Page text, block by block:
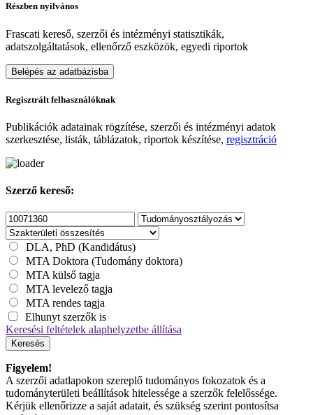
Részben nyilvános
Frascati kereső, szerzői és intézményi statisztikák,
adatszolgáltatások, ellenőrző eszközök, egyedi riportok
Belépés az adatbázisba
Regisztrált felhasználóknak
Publikációk adatainak rögzítése, szerzői és intézményi adatok
szerkesztése, listák, táblázatok, riportok készítése, regisztráció
Szerző kereső:
DLA, PhD (Kandidátus)
MTA Doktora (Tudomány doktora)
MTA külső tagja
MTA levelező tagja
MTA rendes tagja
Elhunyt szerzők is
Keresési feltételek alaphelyzetbe állítása
Keresés
Figyelem!
A szerzői adatlapokon szereplő tudományos fokozatok és a
tudományterületi beállítások hitelessége a szerzők felelőssége.
Kérjük ellenőrizze a saját adatait, és szükség szerint pontosítsa